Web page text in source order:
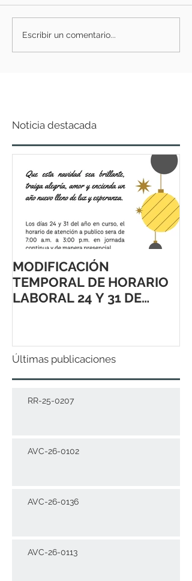
Escribir un comentario...
Noticia destacada
MODIFICACIÓN
TEMPORAL DE HORARIO
LABORAL 24 Y 31 DE
Últimas publicaciones
RR-25-0207
AVC-26-0102
AVC-26-0136
AVC-26-0113